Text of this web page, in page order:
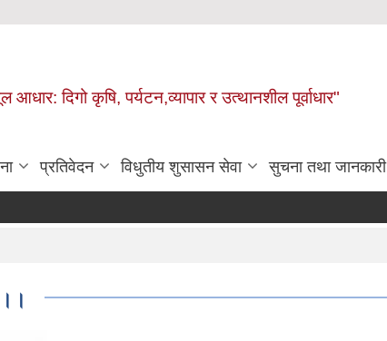
आधार: दिगो कृषि, पर्यटन,व्यापार र उत्थानशील पूर्वाधार"
प्रतिवेदन विधुतीय शुसासन सेवा सुचना तथा जानकारी